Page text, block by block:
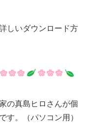
しいダウンロード方
の真島ヒロさんが個
す。（パソコン用）